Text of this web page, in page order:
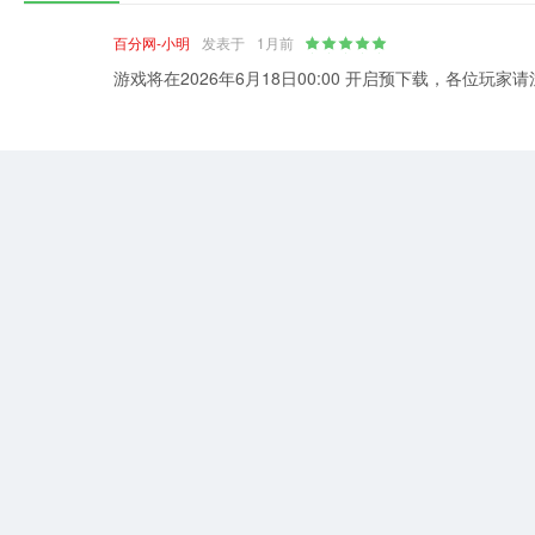
百分网-小明 发表于 1月前
游戏将在2026年6月18日00:00 开启预下载，各位玩家请